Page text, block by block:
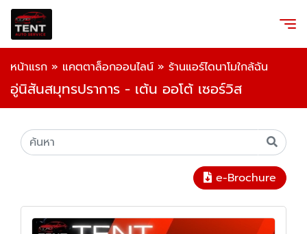
หน้าแรก » แคตตาล็อกออนไลน์ » ร้านแอร์ไดนาโมใกล้ฉัน
อู่นิสันสมุทรปราการ - เต้น ออโต้ เซอร์วิส
e-Brochure